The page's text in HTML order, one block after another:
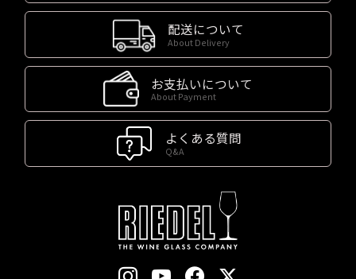
配送について
About Delivery
お支払いについて
About Payment
よくある質問
Q&A